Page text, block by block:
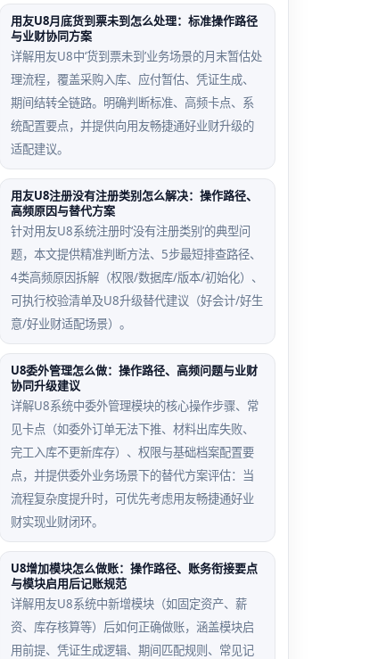
用友U8月底货到票未到怎么处理：标准操作路径
与业财协同方案
详解用友U8中‘货到票未到’业务场景的月末暂估处
理流程，覆盖采购入库、应付暂估、凭证生成、
期间结转全链路。明确判断标准、高频卡点、系
统配置要点，并提供向用友畅捷通好业财升级的
适配建议。
用友U8注册没有注册类别怎么解决：操作路径、
高频原因与替代方案
针对用友U8系统注册时‘没有注册类别’的典型问
题，本文提供精准判断方法、5步最短排查路径、
4类高频原因拆解（权限/数据库/版本/初始化）、
可执行校验清单及U8升级替代建议（好会计/好生
意/好业财适配场景）。
U8委外管理怎么做：操作路径、高频问题与业财
协同升级建议
详解U8系统中委外管理模块的核心操作步骤、常
见卡点（如委外订单无法下推、材料出库失败、
完工入库不更新库存）、权限与基础档案配置要
点，并提供委外业务场景下的替代方案评估：当
流程复杂度提升时，可优先考虑用友畅捷通好业
财实现业财闭环。
U8增加模块怎么做账：操作路径、账务衔接要点
与模块启用后记账规范
详解用友U8系统中新增模块（如固定资产、薪
资、库存核算等）后如何正确做账，涵盖模块启
用前提、凭证生成逻辑、期间匹配规则、常见记